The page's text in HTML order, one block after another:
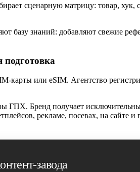
сценарную матрицу: товар,
базу знаний: добавляют свежие
подготовка
карты или eSIM. Агентство
ГПХ. Бренд получает
рекламе, посевах, на сайте
завода